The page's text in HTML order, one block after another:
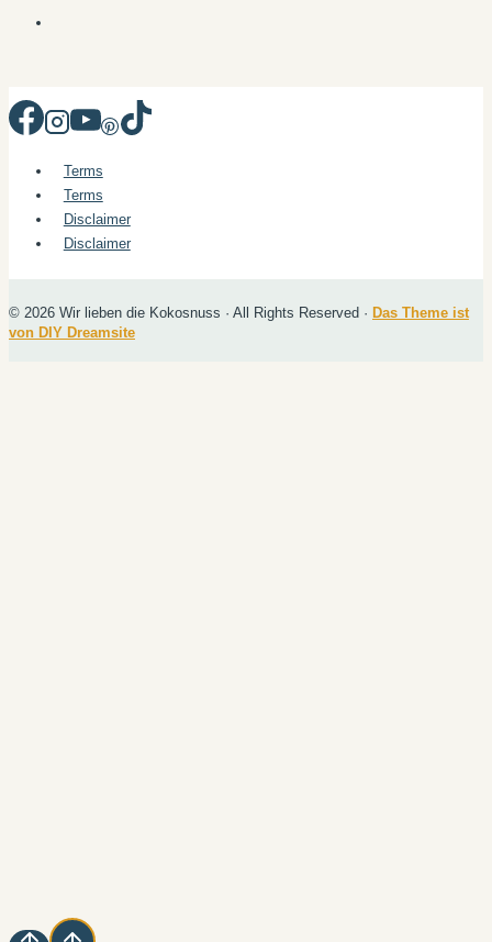
Terms
Terms
Disclaimer
Disclaimer
© 2026 Wir lieben die Kokosnuss · All Rights Reserved · Das Theme ist
von DIY Dreamsite